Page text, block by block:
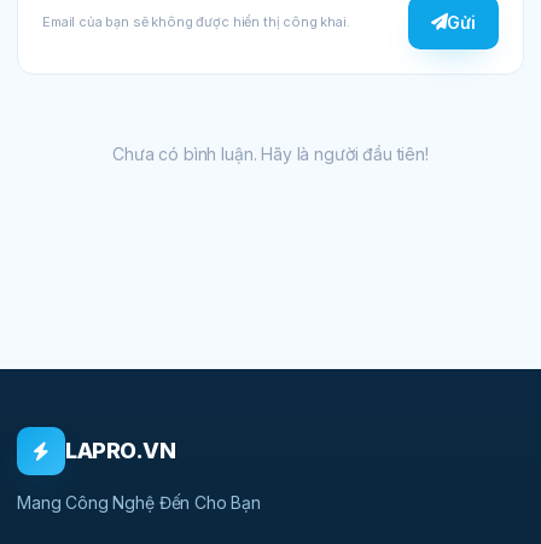
Email của bạn sẽ không được hiển thị công khai. Gửi
Chưa có bình luận. Hãy là người đầu tiên!
LAPRO.VN
Mang Công Nghệ Đến Cho Bạn